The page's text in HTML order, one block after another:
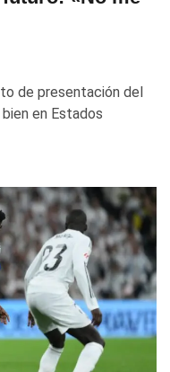
de presentación del
en Estados